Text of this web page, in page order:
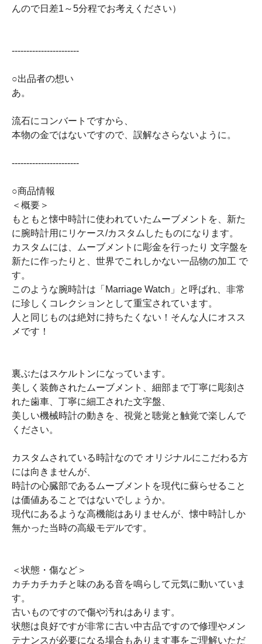
んので日差1～5分程でお考えください）
-----------------------
○出品者の想い
あ。
流石にコンバートですから、
本物の金ではないですので、誤解なさらないように。
-----------------------
○商品情報
＜概要＞
もともと懐中時計に使われていたムーブメントを、新た
に腕時計用にリケース/カスタムしたものになります。
カスタムには、ムーブメントに彫金を行ったり 文字盤を
新たに作ったりと、世界でこれしかない一品物の加工 で
す。
このような腕時計は「Marriage Watch」と呼ばれ、非常
に珍しくコレクションとして重宝されています。
人と同じものは絶対に持ちたくない！そんな人にオスス
メです！
裏ぶたはスケルトンになっています。
美しく装飾されたムーブメント、細部まで丁寧に彫刻さ
れた歯車、丁寧に細工された文字盤、
美しい機械時計の動きを、視覚と聴覚と触覚で楽しんで
ください。
カスタムされている時計なので オリジナルにこだわる方
には向きませんが、
時計の心臓部であるムーブメントを現代に蘇らせること
は価値あることではないでしょうか。
現代にあるような高機能はありませんが、懐中時計しか
無かった当時の高級モデルです。
＜状態・傷など＞
カチカチカチと味のある音を鳴らして元気に動いていま
す。
古いものですので傷や汚れはあります。
状態は良好ですが非常に古い中古品ですので修理やメン
テナンスが必要になる場合もあります事をご理解いただ